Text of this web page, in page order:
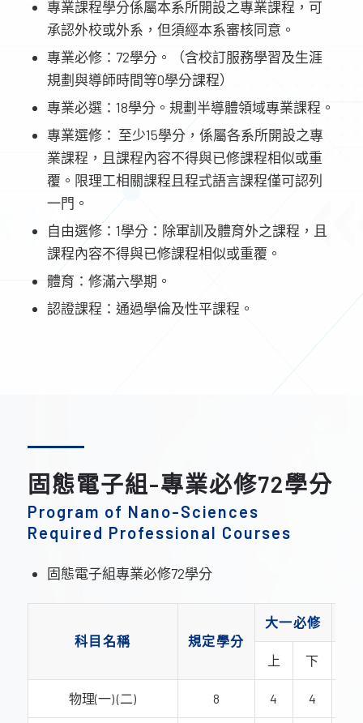
專業課程學分係屬本系所開設之專業課程，可
承認外校或外系，但須經本系審核同意。
專業必修：72學分。（含校訂服務學習及生涯
規劃與導師時間等0學分課程）
專業必選：18學分。規劃半導體領域專業課程。
專業選修： 至少15學分，係屬各系所開設之專
業課程，且課程內容不得與已修課程相似或重
覆。限理工相關課程且程式語言課程僅可認列
一門。
自由選修：1學分：除軍訓及體育外之課程，且
課程內容不得與已修課程相似或重覆。
體育：修滿六學期。
認證課程：通過學倫及性平課程。
固態電子組-專業必修72學分
Program of Nano-Sciences
Required Professional Courses
固態電子組專業必修72學分
科目名稱 規定學分
大一必修
上 下
物理(一) (二) 8 4 4